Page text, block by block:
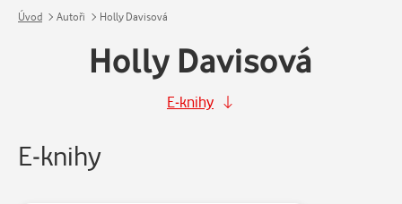
Úvod Autoři Holly Davisová
Holly Davisová
E-knihy
E-knihy